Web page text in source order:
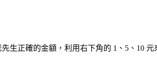
生正確的金額，利用右下角的 1、5、10